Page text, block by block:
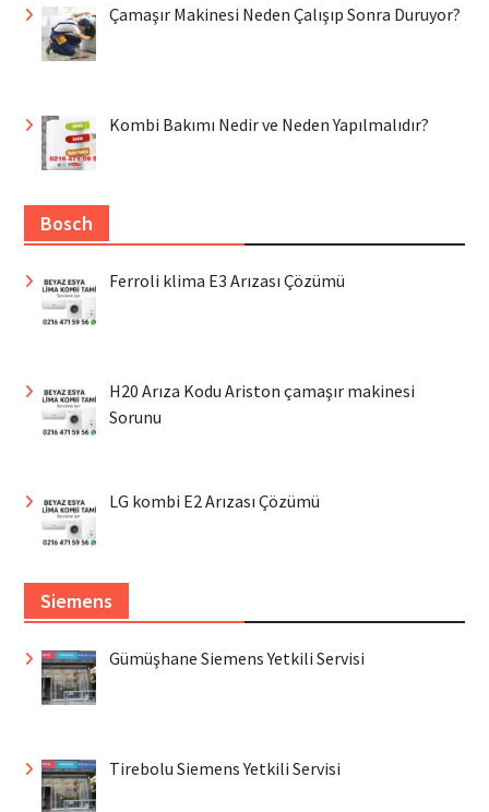
Çamaşır Makinesi Neden Çalışıp Sonra Duruyor?
Kombi Bakımı Nedir ve Neden Yapılmalıdır?
Bosch
Ferroli klima E3 Arızası Çözümü
H20 Arıza Kodu Ariston çamaşır makinesi
Sorunu
LG kombi E2 Arızası Çözümü
Siemens
Gümüşhane Siemens Yetkili Servisi
Tirebolu Siemens Yetkili Servisi